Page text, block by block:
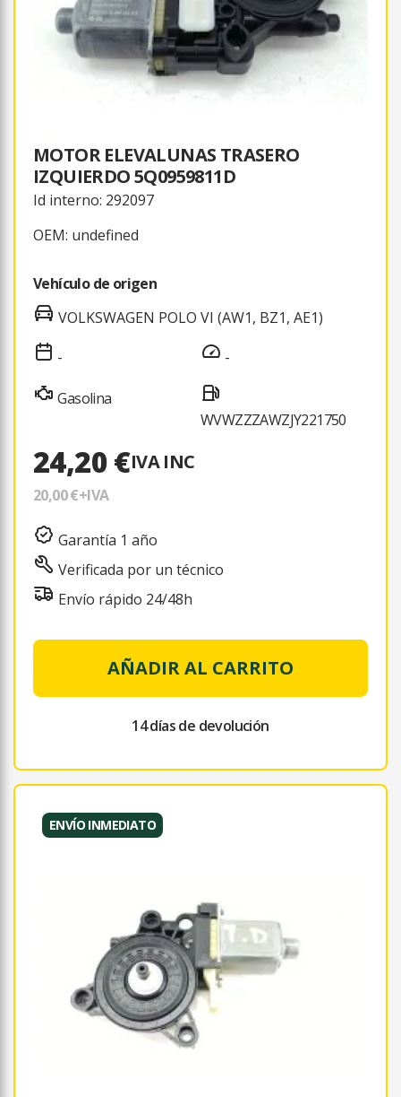
MOTOR ELEVALUNAS TRASERO
IZQUIERDO 5Q0959811D
Id interno: 292097
OEM: undefined
Vehículo de origen
VOLKSWAGEN POLO VI (AW1, BZ1, AE1)
-
Gasolina
-
WVWZZZAWZJY221750
24,20 €IVA INC
20,00 €+IVA
Garantía 1 año
Verificada por un técnico
Envío rápido 24/48h
AÑADIR AL CARRITO
14 días de devolución
ENVÍO INMEDIATO